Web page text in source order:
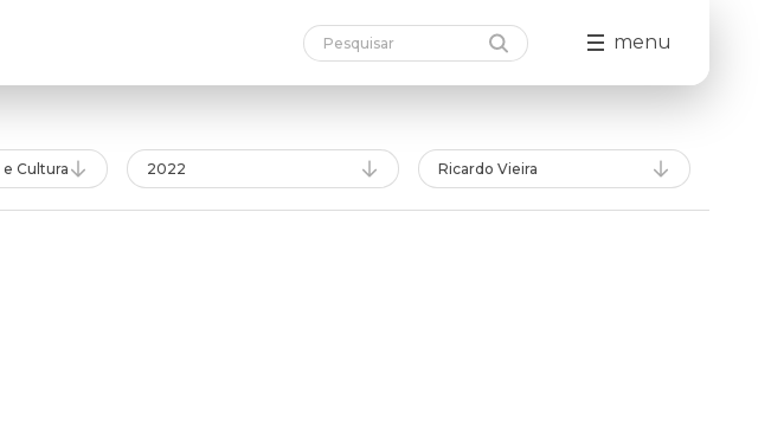
menu
e Cultura 2022 Ricardo Vieira